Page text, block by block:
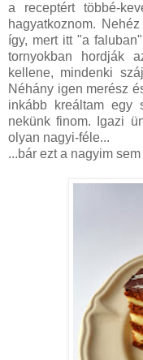
a receptért többé-
hagyatkoznom.
így, mert itt "a
tornyokban hordják
kellene, mindenki
Néhány igen merész
inkább kreáltam egy
nekünk finom. Igazi
olyan nagyi-féle...
...bár ezt a nagyim